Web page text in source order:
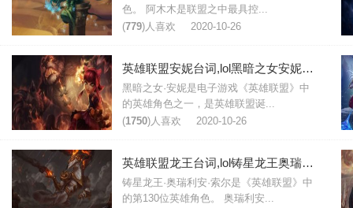
色。 阿木木是联盟之中最具控...
(779)人喜欢 2020-10-26
英雄联盟安妮台词,lol黑暗之女安妮台词大全
黑暗之女·安妮是电子游戏《英雄联盟》中
的英雄角色之一，是英雄联盟诞...
(1750)人喜欢 2020-10-26
英雄联盟龙王台词,lol铸星龙王奥瑞利安索尔台词大全
铸星龙王·奥瑞利安·索尔是《英雄联盟》中
的第130位英雄角色。 奥瑞利安...